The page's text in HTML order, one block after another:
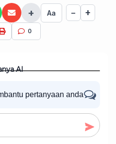
+ Aa − +
0
AI
pertanyaan anda